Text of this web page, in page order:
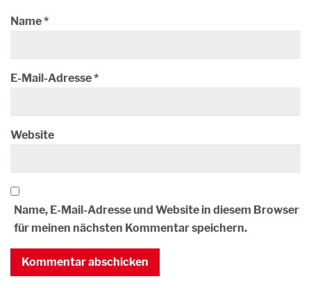
Name*
E-Mail-Adresse*
Website
Name, E-Mail-Adresse und Website in diesem Browser
für meinen nächsten Kommentar speichern.